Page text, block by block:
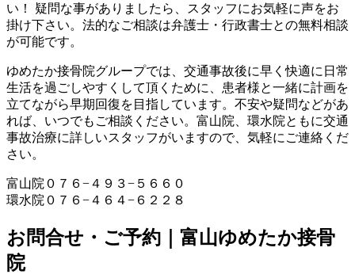
い！ 疑問な事がありましたら、スタッフにお気軽に声をお
掛け下さい。法的なご相談は弁護士・行政書士との無料相談
が可能です。
ゆめたか接骨院グループでは、交通事故後に早く快適に日常
生活を過ごしやすくして頂くために、患者様と一緒に計画を
立てながら早期回復を目指しています。不安や疑問などがあ
れば、いつでもご相談ください。富山院、環水院ともに交通
事故治療に詳しいスタッフがいますので、気軽にご連絡くだ
さい。
富山院０７６−４９３−５６６０
環水院０７６−４６４−６２２８
お問合せ・ご予約｜富山ゆめたか接骨
院